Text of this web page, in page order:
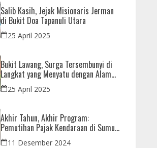
Salib Kasih, Jejak Misionaris Jerman
di Bukit Doa Tapanuli Utara
25 April 2025
Bukit Lawang, Surga Tersembunyi di
Langkat yang Menyatu dengan Alam
dan Orangutan
25 April 2025
Akhir Tahun, Akhir Program:
Pemutihan Pajak Kendaraan di Sumut
Hanya Sampai 31 Desember
11 Desember 2024